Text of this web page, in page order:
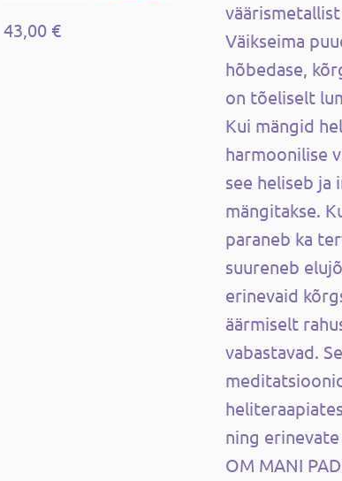
43,00 €
väärismetallist
Väikseima
hõbedase,
on tõeliselt
Kui mängid
harmoonilise
see heliseb ja
mängitakse.
paraneb ka
suureneb
erinevaid
äärmiselt
vabastavad.
ning
OM MANI